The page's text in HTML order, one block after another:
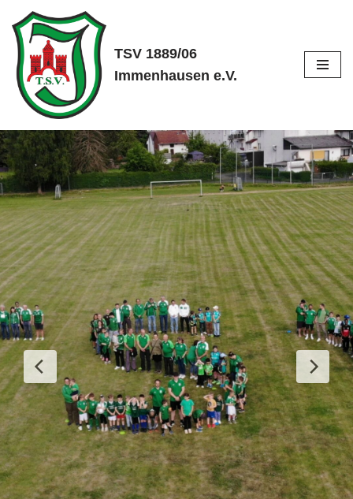
Zum
Inhalt
springen
TSV 1889/06
Immenhausen e.V.